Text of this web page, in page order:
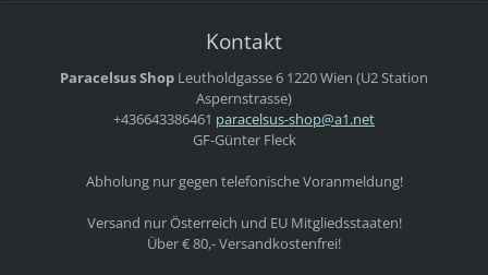
Kontakt
Paracelsus Shop Leutholdgasse 6 1220 Wien (U2 Station
Aspernstrasse)
+436643386461 paracelsus-shop@a1.net
GF-Günter Fleck
Abholung nur gegen telefonische Voranmeldung!
Versand nur Österreich und EU Mitgliedsstaaten!
Über € 80,- Versandkostenfrei!